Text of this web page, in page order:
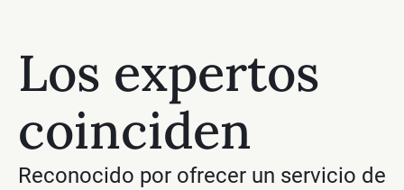
Los expertos
coinciden
Reconocido por ofrecer un servicio de